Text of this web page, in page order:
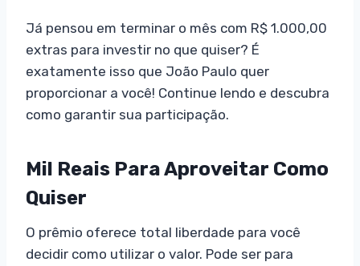
Já pensou em terminar o mês com R$ 1.000,00
extras para investir no que quiser? É
exatamente isso que João Paulo quer
proporcionar a você! Continue lendo e descubra
como garantir sua participação.
Mil Reais Para Aproveitar Como
Quiser
O prêmio oferece total liberdade para você
decidir como utilizar o valor. Pode ser para